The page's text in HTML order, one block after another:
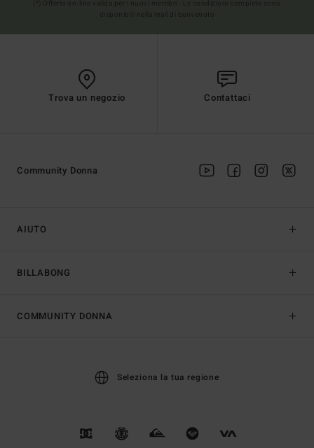
Trova un negozio Contattaci
AIUTO
BILLABONG
Community Donna
COMMUNITY DONNA
Seleziona la tua regione